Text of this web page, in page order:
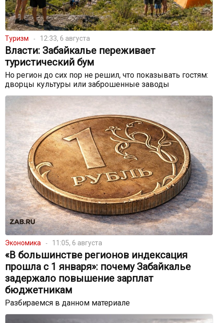
Туризм 12:33, 6 августа
Власти: Забайкалье переживает
туристический бум
Но регион до сих пор не решил, что показывать гостям:
дворцы культуры или заброшенные заводы
Экономика 11:05, 6 августа
«В большинстве регионов индексация
прошла с 1 января»: почему Забайкалье
задержало повышение зарплат
бюджетникам
Разбираемся в данном материале